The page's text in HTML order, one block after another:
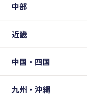
中部
近畿
中国・四国
九州・沖縄